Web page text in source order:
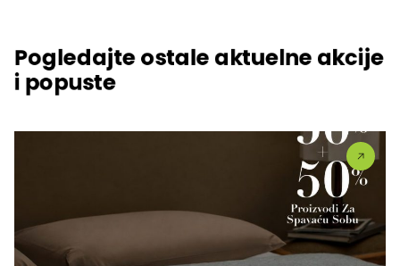
Pogledajte ostale aktuelne akcije
i popuste